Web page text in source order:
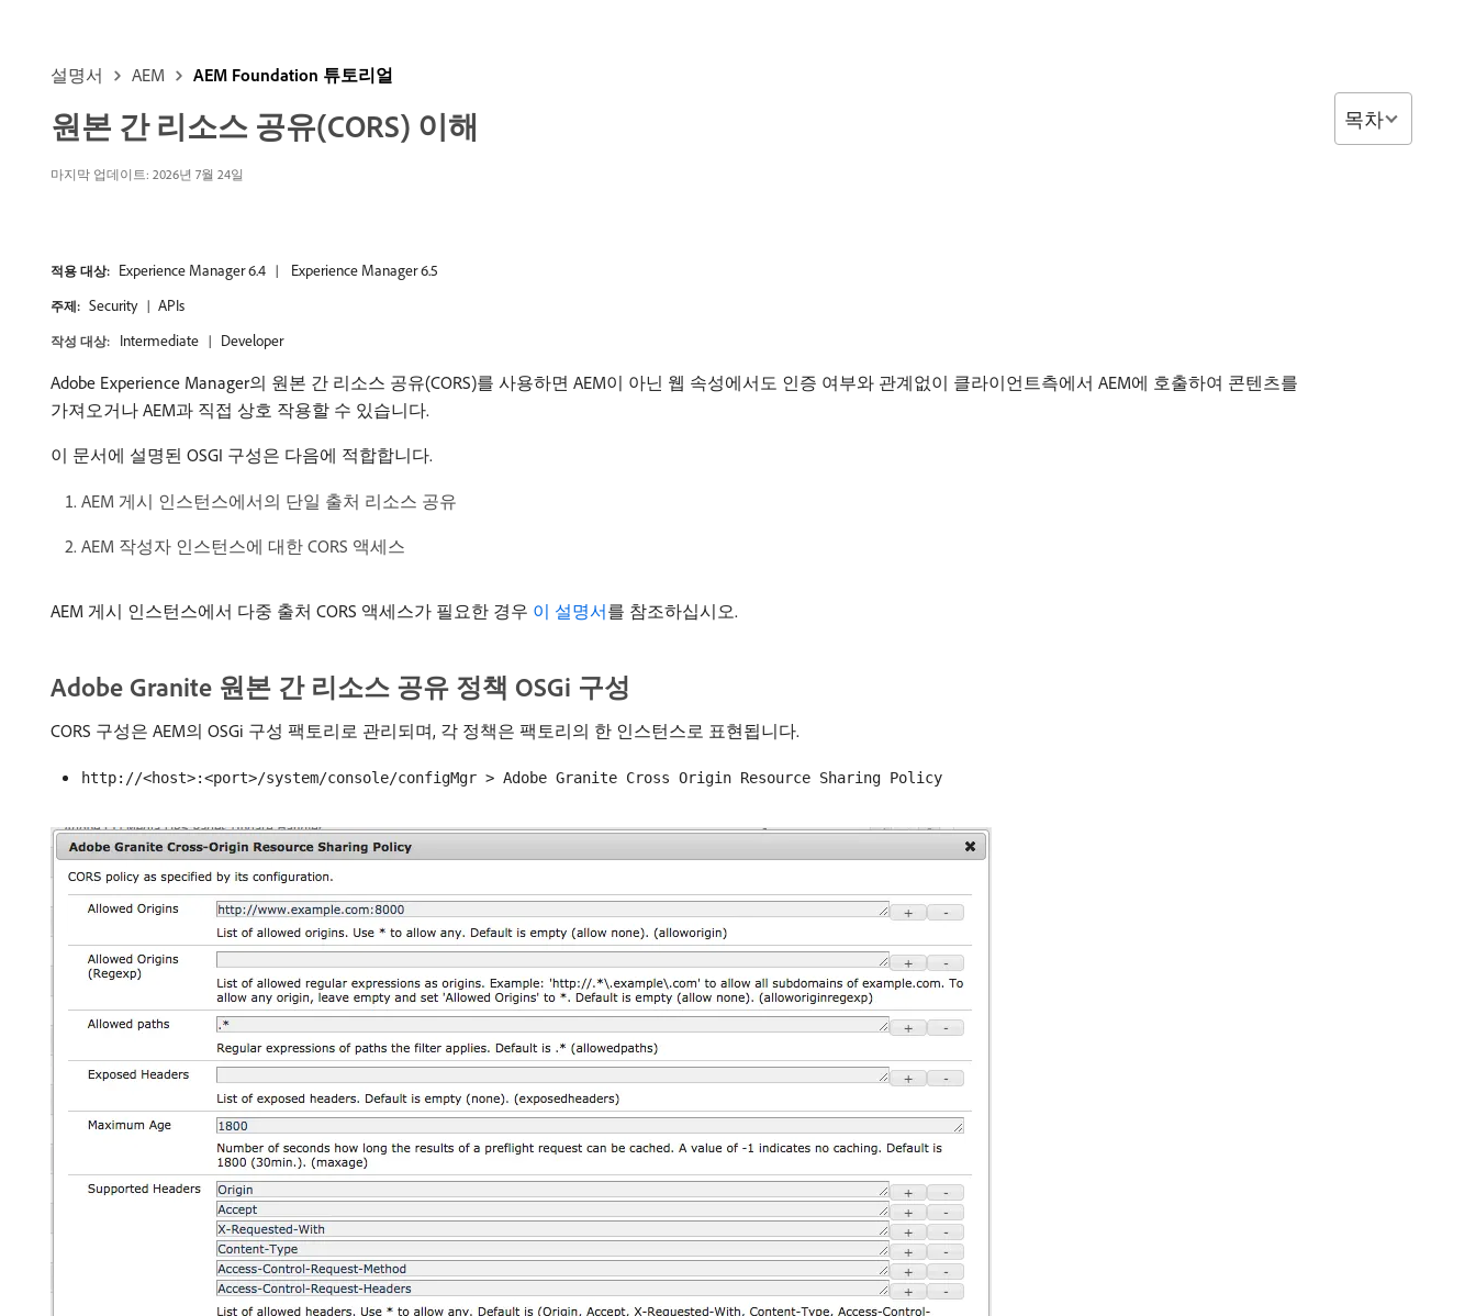
설명서 AEM AEM Foundation 튜토리얼
원본 간 리소스 공유(CORS) 이해
마지막 업데이트: 2026년 7월 24일
적용 대상: Experience Manager 6.4 Experience Manager 6.5
주제: Security APIs
작성 대상: Intermediate Developer
Adobe Experience Manager의 원본 간 리소스 공유(CORS)를 사용하면 AEM이 아닌 웹 속성에서도 인증 여부와 관계없이 클라이언트측에서 AEM에 호출하여 콘텐츠를
가져오거나 AEM과 직접 상호 작용할 수 있습니다.
이 문서에 설명된 OSGI 구성은 다음에 적합합니다.
AEM 게시 인스턴스에서의 단일 출처 리소스 공유
AEM 작성자 인스턴스에 대한 CORS 액세스
AEM 게시 인스턴스에서 다중 출처 CORS 액세스가 필요한 경우 이 설명서를 참조하십시오.
Adobe Granite 원본 간 리소스 공유 정책 OSGi 구성
CORS 구성은 AEM의 OSGi 구성 팩토리로 관리되며, 각 정책은 팩토리의 한 인스턴스로 표현됩니다.
http://<host>:<port>/system/console/configMgr > Adobe Granite Cross Origin Resource Sharing Policy
목차